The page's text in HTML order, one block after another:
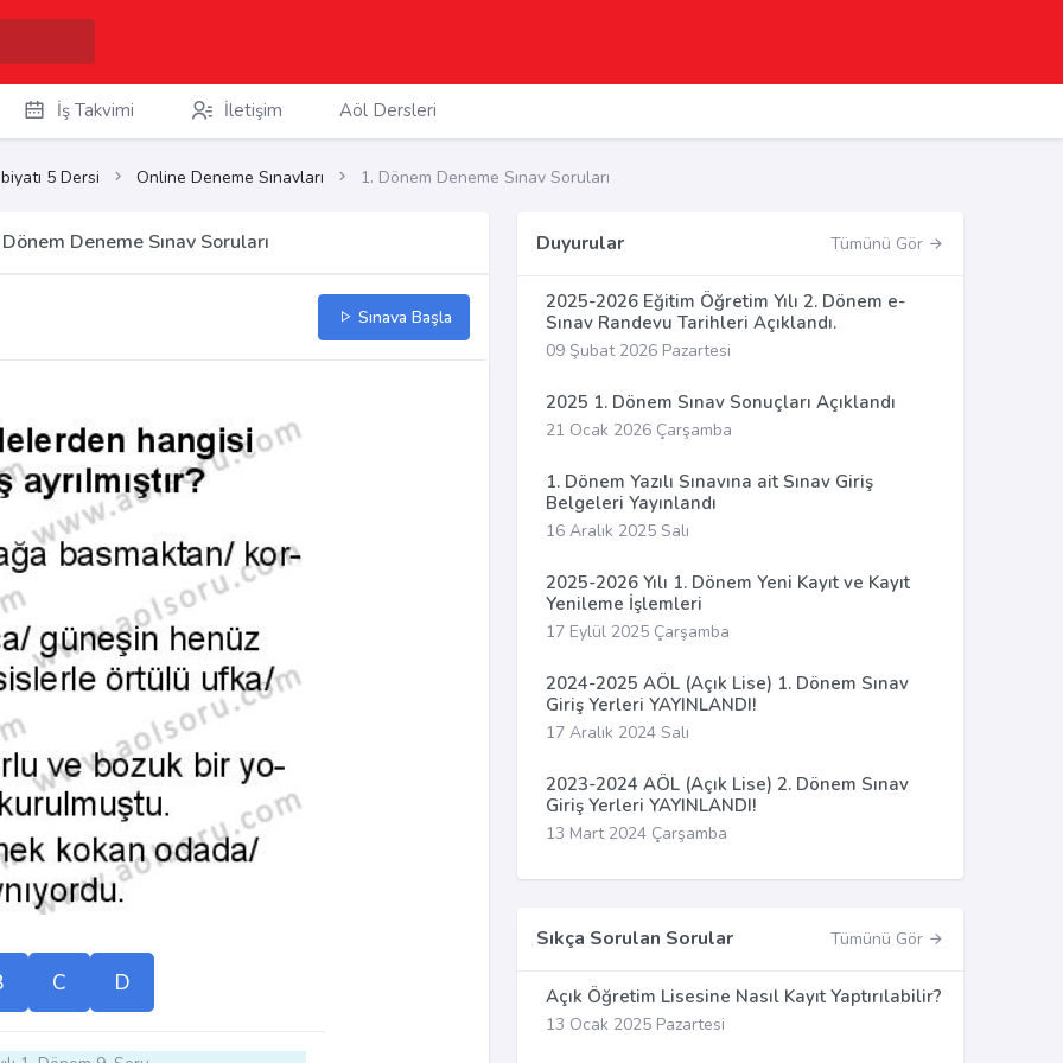
İş Takvimi İletişim Aöl Dersleri
5 Dersi Online Deneme Sınavları 1. Dönem Deneme Sınav Soruları
Deneme Sınav Soruları
Sınava Başla
C D
Duyurular Tümünü Gör
2025-2026 Eğitim Öğretim Yılı 2. Dönem e-
Sınav Randevu Tarihleri Açıklandı.
09 Şubat 2026 Pazartesi
2025 1. Dönem Sınav Sonuçları Açıklandı
21 Ocak 2026 Çarşamba
1. Dönem Yazılı Sınavına ait Sınav Giriş
Belgeleri Yayınlandı
16 Aralık 2025 Salı
2025-2026 Yılı 1. Dönem Yeni Kayıt ve Kayıt
Yenileme İşlemleri
17 Eylül 2025 Çarşamba
2024-2025 AÖL (Açık Lise) 1. Dönem Sınav
Giriş Yerleri YAYINLANDI!
17 Aralık 2024 Salı
2023-2024 AÖL (Açık Lise) 2. Dönem Sınav
Giriş Yerleri YAYINLANDI!
13 Mart 2024 Çarşamba
Sıkça Sorulan Sorular Tümünü Gör
Açık Öğretim Lisesine Nasıl Kayıt Yaptırılabilir?
13 Ocak 2025 Pazartesi